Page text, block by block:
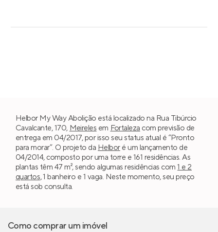
Helbor My Way Abolição está localizado na Rua Tibúrcio
Cavalcante, 170, Meireles em Fortaleza com previsão de
entrega em 04/2017, por isso seu status atual é “Pronto
para morar”. O projeto da Helboré um lançamento de
04/2014, composto por uma torre e 161 residências. As
plantas têm 47 m², sendo algumas residências com1 e 2
quartos, 1 banheiro e 1 vaga. Neste momento, seu preço
está sob consulta.
Como comprar um imóvel